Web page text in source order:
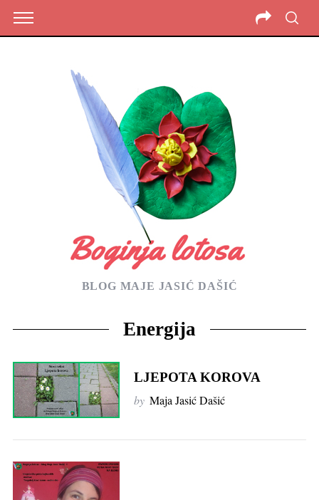
BLOG MAJE JASIĆ DAŠIĆ
Energija
LJEPOTA KOROVA
by Maja Jasić Dašić